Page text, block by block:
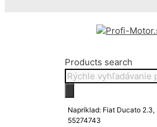
Products search
Napríklad: Fiat Ducato 2.3,
55274743